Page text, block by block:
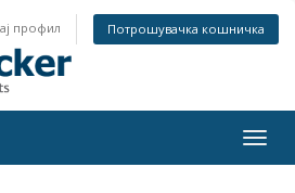
профил Потрошувачка кошничка